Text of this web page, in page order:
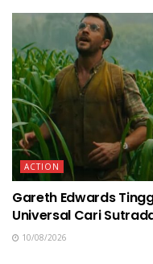
ACTION
Gareth Edwards
Universal Cari
10/08/2026